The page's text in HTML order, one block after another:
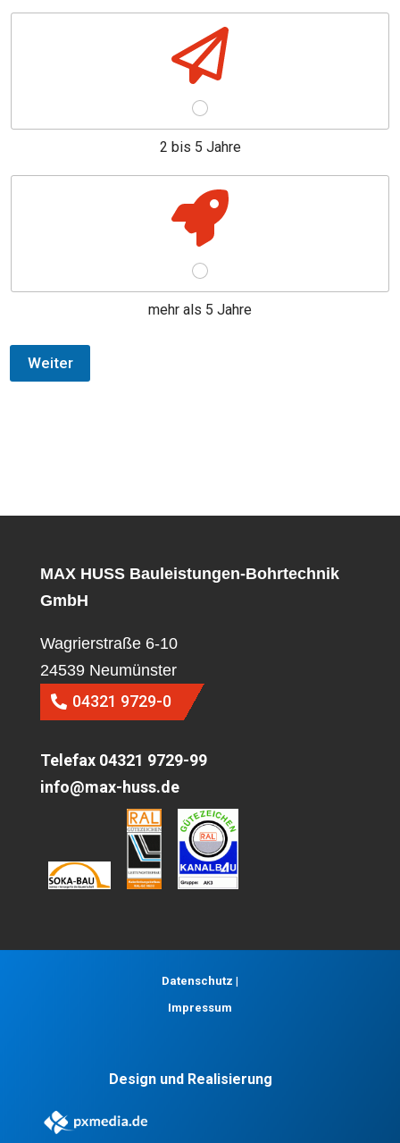
2 bis 5 Jahre
mehr als 5 Jahre
Weiter
MAX HUSS Bauleistungen-Bohrtechnik
GmbH
Wagrierstraße 6-10
24539 Neumünster
04321 9729-0
Telefax 04321 9729-99
info@max-huss.de
Datenschutz |
Impressum
Design und Realisierung